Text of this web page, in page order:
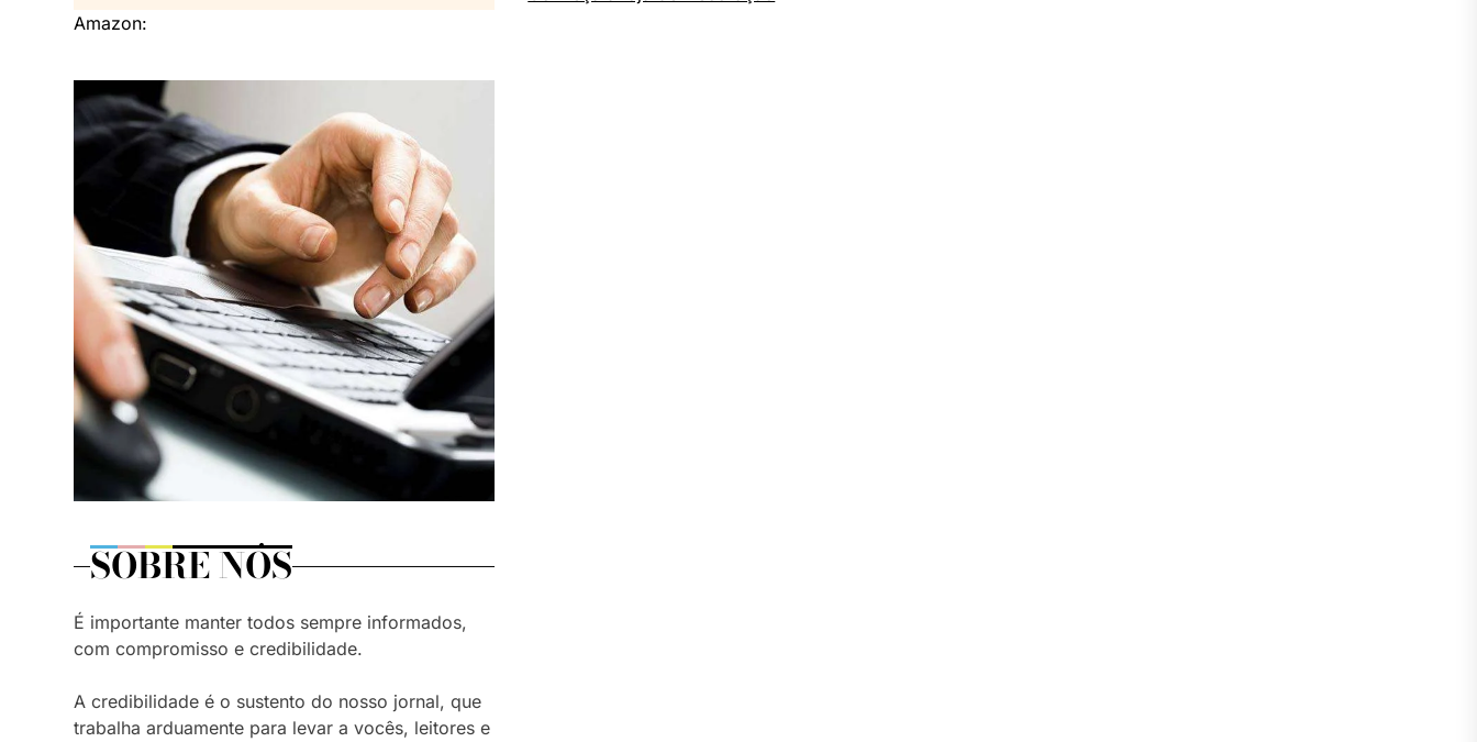
Amazon:
SOBRE NÓS
É importante manter todos sempre informados,
com compromisso e credibilidade.
A credibilidade é o sustento do nosso jornal, que
trabalha arduamente para levar a vocês, leitores e